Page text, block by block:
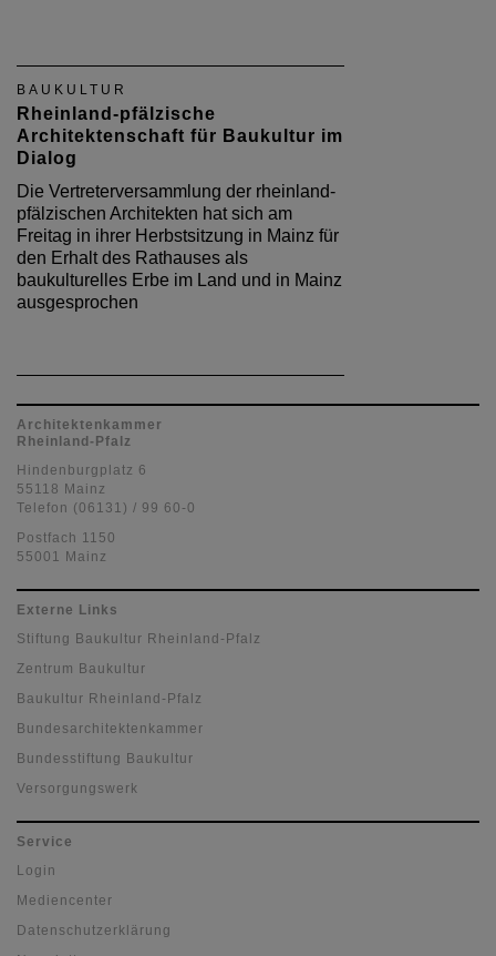
BAUKULTUR
Rheinland-pfälzische
Architektenschaft für Baukultur im
Dialog
Die Vertreterversammlung der rheinland-
pfälzischen Architekten hat sich am
Freitag in ihrer Herbstsitzung in Mainz für
den Erhalt des Rathauses als
baukulturelles Erbe im Land und in Mainz
ausgesprochen
Architektenkammer
Rheinland-Pfalz
Hindenburgplatz 6
55118 Mainz
Telefon (06131) / 99 60-0
Postfach 1150
55001 Mainz
Externe Links
Stiftung Baukultur Rheinland-Pfalz
Zentrum Baukultur
Baukultur Rheinland-Pfalz
Bundesarchitektenkammer
Bundesstiftung Baukultur
Versorgungswerk
Service
Login
Mediencenter
Datenschutzerklärung